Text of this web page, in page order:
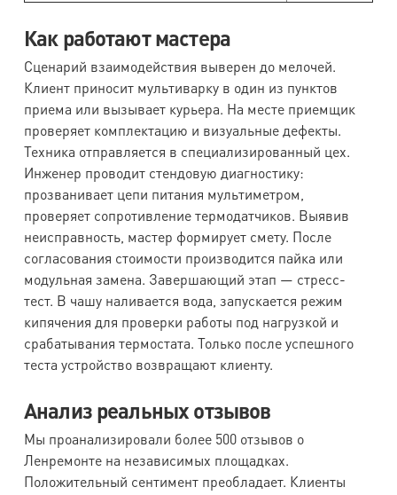
Как работают мастера
Сценарий взаимодействия выверен до мелочей.
Клиент приносит мультиварку в один из пунктов
приема или вызывает курьера. На месте приемщик
проверяет комплектацию и визуальные дефекты.
Техника отправляется в специализированный цех.
Инженер проводит стендовую диагностику:
прозванивает цепи питания мультиметром,
проверяет сопротивление термодатчиков. Выявив
неисправность, мастер формирует смету. После
согласования стоимости производится пайка или
модульная замена. Завершающий этап — стресс-
тест. В чашу наливается вода, запускается режим
кипячения для проверки работы под нагрузкой и
срабатывания термостата. Только после успешного
теста устройство возвращают клиенту.
Анализ реальных отзывов
Мы проанализировали более 500 отзывов о
Ленремонте на независимых площадках.
Положительный сентимент преобладает. Клиенты